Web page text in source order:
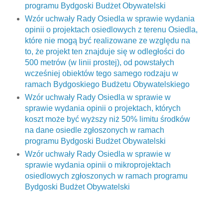
programu Bydgoski Budżet Obywatelski
Wzór uchwały Rady Osiedla w sprawie wydania
opinii o projektach osiedlowych z terenu Osiedla,
które nie mogą być realizowane ze względu na
to, że projekt ten znajduje się w odległości do
500 metrów (w linii prostej), od powstałych
wcześniej obiektów tego samego rodzaju w
ramach Bydgoskiego Budżetu Obywatelskiego
Wzór uchwały Rady Osiedla w sprawie w
sprawie wydania opinii o projektach, których
koszt może być wyższy niż 50% limitu środków
na dane osiedle zgłoszonych w ramach
programu Bydgoski Budżet Obywatelski
Wzór uchwały Rady Osiedla w sprawie w
sprawie wydania opinii o mikroprojektach
osiedlowych zgłoszonych w ramach programu
Bydgoski Budżet Obywatelski